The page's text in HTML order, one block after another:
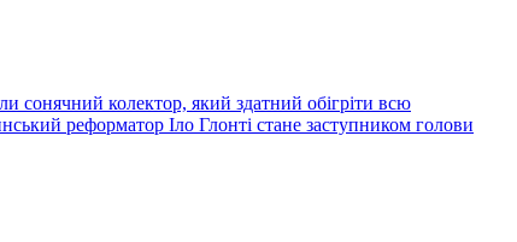
сонячний колектор, який здатний обігріти всю
реформатор Іло Глонті стане заступником голови